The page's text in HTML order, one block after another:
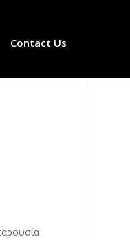
Contact Us